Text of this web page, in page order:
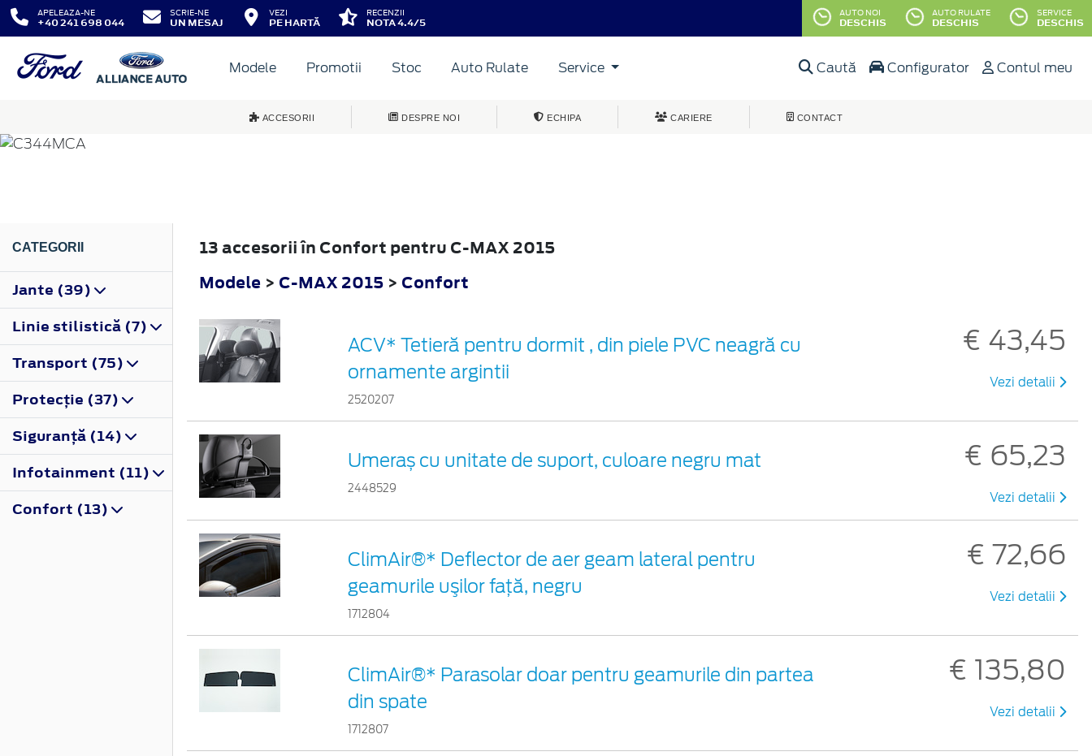
APELEAZA-NE
+40 241 698 044
SCRIE-NE
UN MESAJ
VEZI
PE HARTĂ
RECENZII
NOTA 4.4/5
AUTO NOI
DESCHIS
AUTO RULATE
DESCHIS
SERVICE
DESCHIS
Modele Promotii Stoc Auto Rulate Service Caută Configurator Contul meu
ACCESORII DESPRE NOI ECHIPA CARIERE CONTACT
CATEGORII
Jante (39)
Linie stilistică (7)
Transport (75)
Protecţie (37)
Siguranţă (14)
Infotainment (11)
Confort (13)
13 accesorii în Confort pentru C-MAX 2015
Modele > C-MAX 2015 > Confort
ACV* Tetieră pentru dormit , din piele PVC neagră cu
ornamente argintii
2520207
€ 43,45
Vezi detalii
Umeraș cu unitate de suport, culoare negru mat
2448529
€ 65,23
Vezi detalii
ClimAir®* Deflector de aer geam lateral pentru
geamurile uşilor faţă, negru
1712804
€ 72,66
Vezi detalii
ClimAir®* Parasolar doar pentru geamurile din partea
din spate
1712807
€ 135,80
Vezi detalii